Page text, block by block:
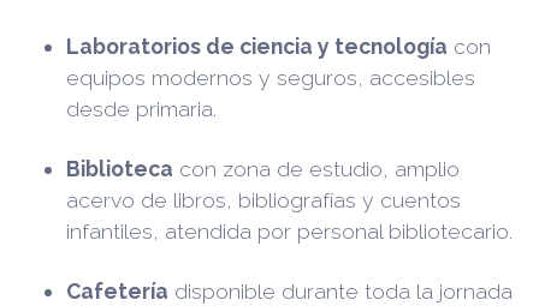
Laboratorios de ciencia y tecnología con
equipos modernos y seguros, accesibles
desde primaria.
Biblioteca con zona de estudio, amplio
acervo de libros, bibliografías y cuentos
infantiles, atendida por personal bibliotecario.
Cafetería disponible durante toda la jornada